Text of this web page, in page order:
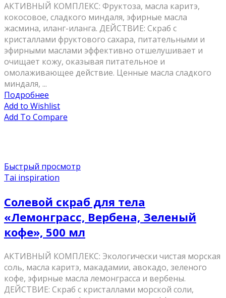
AКТИВНЫЙ КОМПЛЕКС: Фруктоза, масла каритэ,
кокосовое, сладкого миндаля, эфирные масла
жасмина, иланг-иланга. ДЕЙСТВИЕ: Скраб с
кристаллами фруктового сахара, питательными и
эфирными маслами эффективно отшелушивает и
очищает кожу, оказывая питательное и
омолаживающее действие. Ценные масла сладкого
миндаля, ...
Подробнее
Add to Wishlist
Add To Compare
Быстрый просмотр
Tai inspiration
Солевой скраб для тела
«Лемонграсс, Вербена, Зеленый
кофе», 500 мл
AКТИВНЫЙ КОМПЛЕКС: Экологически чистая морская
соль, масла каритэ, макадамии, авокадо, зеленого
кофе, эфирные масла лемонграсса и вербены.
ДЕЙСТВИЕ: Скраб с кристаллами морской соли,